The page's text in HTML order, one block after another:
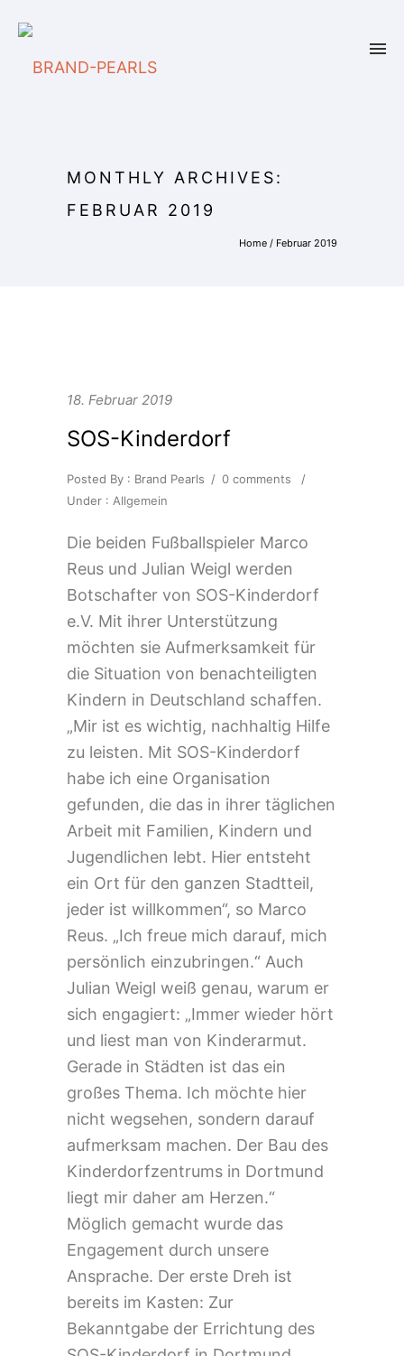
MONTHLY ARCHIVES:
FEBRUAR 2019
Home / Februar 2019
18. Februar 2019
SOS-Kinderdorf
Posted By : Brand Pearls / 0 comments
/
Under : Allgemein
Die beiden Fußballspieler Marco
Reus und Julian Weigl werden
Botschafter von SOS-Kinderdorf
e.V. Mit ihrer Unterstützung
möchten sie Aufmerksamkeit für
die Situation von benachteiligten
Kindern in Deutschland schaffen.
„Mir ist es wichtig, nachhaltig Hilfe
zu leisten. Mit SOS-Kinderdorf
habe ich eine Organisation
gefunden, die das in ihrer täglichen
Arbeit mit Familien, Kindern und
Jugendlichen lebt. Hier entsteht
ein Ort für den ganzen Stadtteil,
jeder ist willkommen“, so Marco
Reus. „Ich freue mich darauf, mich
persönlich einzubringen.“ Auch
Julian Weigl weiß genau, warum er
sich engagiert: „Immer wieder hört
und liest man von Kinderarmut.
Gerade in Städten ist das ein
großes Thema. Ich möchte hier
nicht wegsehen, sondern darauf
aufmerksam machen. Der Bau des
Kinderdorfzentrums in Dortmund
liegt mir daher am Herzen.“
Möglich gemacht wurde das
Engagement durch unsere
Ansprache. Der erste Dreh ist
bereits im Kasten: Zur
Bekanntgabe der Errichtung des